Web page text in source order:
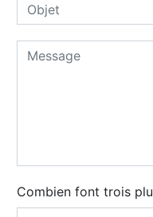
Combien font trois